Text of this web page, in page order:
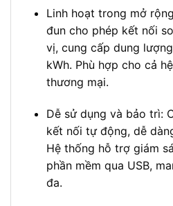
Linh hoạt trong mở
đun cho phép kết nối
vị, cung cấp dung
kWh. Phù hợp cho cả
thương mại.
Dễ sử dụng và bảo trì:
kết nối tự động, dễ
Hệ thống hỗ trợ giám
phần mềm qua USB,
đa.